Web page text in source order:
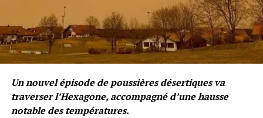
Un nouvel épisode de poussières désertiques va
traverser l’Hexagone, accompagné d’une hausse
notable des températures.